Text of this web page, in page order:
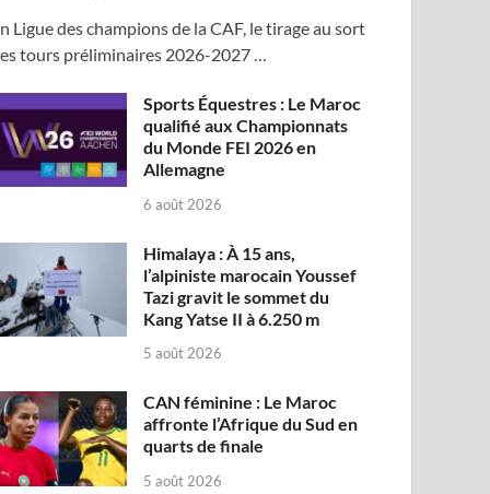
Ligue des champions de la CAF, le tirage au sort
tours préliminaires 2026-2027 …
Sports Équestres : Le Maroc
qualifié aux Championnats
du Monde FEI 2026 en
Allemagne
6 août 2026
Himalaya : À 15 ans,
l’alpiniste marocain Youssef
Tazi gravit le sommet du
Kang Yatse II à 6.250 m
5 août 2026
CAN féminine : Le Maroc
affronte l’Afrique du Sud en
quarts de finale
5 août 2026